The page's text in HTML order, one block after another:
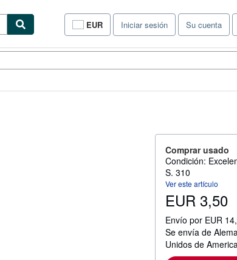
EUR
Preferencias
de
del
Iniciar sesión Su cuenta
Comprar usado
Condición:
S. 310
Ver este artículo
EUR 3,50
Envío por EUR
Se envía de
Unidos de